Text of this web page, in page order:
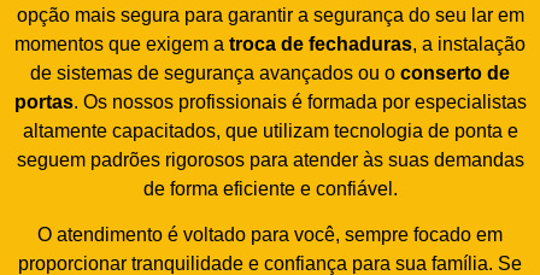
opção mais segura para garantir a segurança do seu lar em
momentos que exigem a troca de fechaduras, a instalação
de sistemas de segurança avançados ou o conserto de
portas. Os nossos profissionais é formada por especialistas
altamente capacitados, que utilizam tecnologia de ponta e
seguem padrões rigorosos para atender às suas demandas
de forma eficiente e confiável.
O atendimento é voltado para você, sempre focado em
proporcionar tranquilidade e confiança para sua família. Se